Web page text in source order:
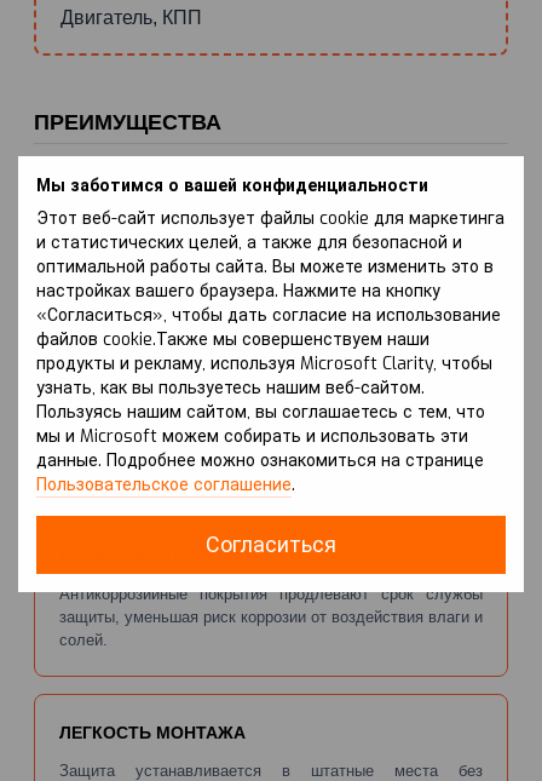
Мы заботимся о вашей конфиденциальности
Этот веб-сайт использует файлы cookie для маркетинга
и статистических целей, а также для безопасной и
оптимальной работы сайта. Вы можете изменить это в
настройках вашего браузера. Нажмите на кнопку
«Согласиться», чтобы дать согласие на использование
файлов cookie.Также мы совершенствуем наши
продукты и рекламу, используя Microsoft Clarity, чтобы
узнать, как вы пользуетесь нашим веб-сайтом.
Пользуясь нашим сайтом, вы соглашаетесь с тем, что
мы и Microsoft можем собирать и использовать эти
данные. Подробнее можно ознакомиться на странице
Пользовательское соглашение.
Согласиться
Двигатель, КПП
ПРЕИМУЩЕСТВА
НАДЕЖНАЯ ЗАЩИТА ДВИГАТЕЛЯ
Защита Kolchuga® эффективно предотвращает
механические повреждения картера двигателя, что
может привести к потере масла.
ЗАЩИТА КОРОБКИ ПЕРЕДАЧ
Металлическая плита обеспечивает надежную защиту
коробки передач от ударов, что повышает безопасность
и надежность автомобиля.
СНИЖЕНИЕ КОРРОЗИИ
Антикоррозийные покрытия продлевают срок службы
защиты, уменьшая риск коррозии от воздействия влаги и
солей.
ЛЕГКОСТЬ МОНТАЖА
Защита устанавливается в штатные места без